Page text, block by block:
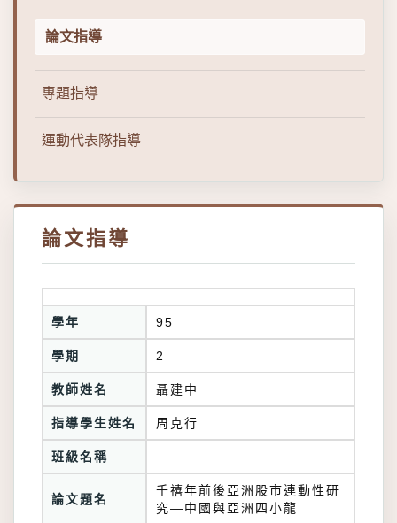
論文指導
專題指導
運動代表隊指導
論文指導
學年 95
學期 2
教師姓名 聶建中
指導學生姓名 周克行
班級名稱
論文題名
千禧年前後亞洲股市連動性研
究—中國與亞洲四小龍